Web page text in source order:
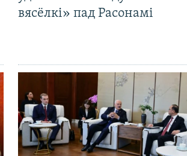
вясёлкі» пад Расонамі